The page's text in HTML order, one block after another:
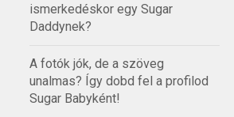
ismerkedéskor egy Sugar
Daddynek?
A fotók jók, de a szöveg
unalmas? Így dobd fel a profilod
Sugar Babyként!